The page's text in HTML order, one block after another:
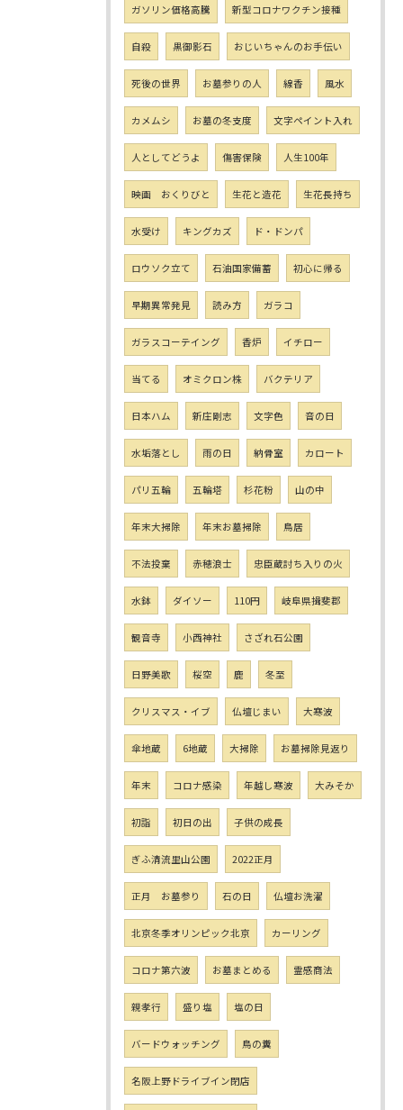
ガソリン価格高騰 新型コロナワクチン接種
自殺 黒御影石 おじいちゃんのお手伝い
死後の世界 お墓参りの人 線香 風水
カメムシ お墓の冬支度 文字ペイント入れ
人としてどうよ 傷害保険 人生100年
映画 おくりびと 生花と造花 生花長持ち
水受け キングカズ ド・ドンパ
ロウソク立て 石油国家備蓄 初心に帰る
早期異常発見 読み方 ガラコ
ガラスコーテイング 香炉 イチロー
当てる オミクロン株 バクテリア
日本ハム 新庄剛志 文字色 音の日
水垢落とし 雨の日 納骨室 カロート
パリ五輪 五輪塔 杉花粉 山の中
年末大掃除 年末お墓掃除 鳥居
不法投棄 赤穂浪士 忠臣蔵討ち入りの火
水鉢 ダイソー 110円 岐阜県揖斐郡
観音寺 小西神社 さざれ石公園
日野美歌 桜空 鹿 冬至
クリスマス・イブ 仏壇じまい 大寒波
傘地蔵 6地蔵 大掃除 お墓掃除見返り
年末 コロナ感染 年越し寒波 大みそか
初詣 初日の出 子供の成長
ぎふ清流里山公園 2022正月
正月 お墓参り 石の日 仏壇お洗濯
北京冬季オリンピック北京 カーリング
コロナ第六波 お墓まとめる 霊感商法
親孝行 盛り塩 塩の日
バードウォッチング 鳥の糞
名阪上野ドライブイン閉店